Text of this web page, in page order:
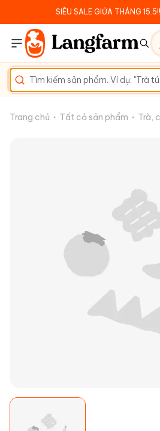
SIÊU SALE GIỮA THÁNG 15.5!!
Trang chủ Tất cả sản phẩm Trà,